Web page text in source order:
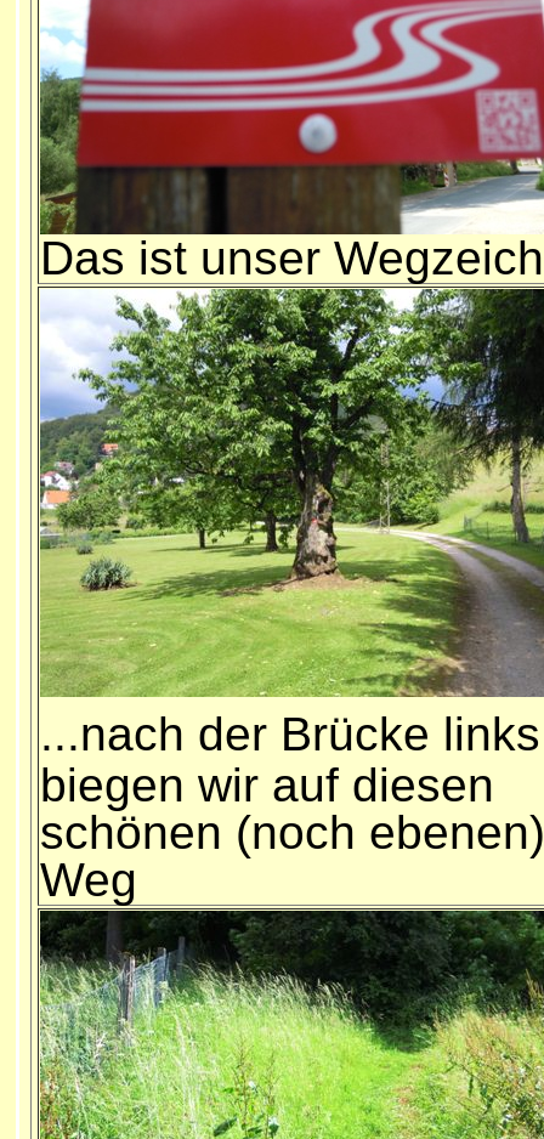
Das ist unser
...nach der Brücke links
biegen wir auf diesen
schönen (noch ebenen)
Weg